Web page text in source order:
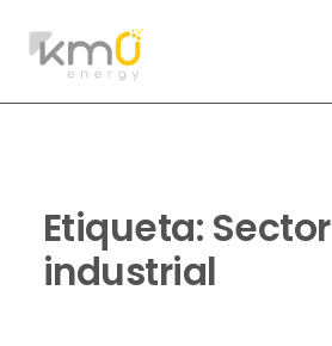
Etiqueta: Sector
industrial